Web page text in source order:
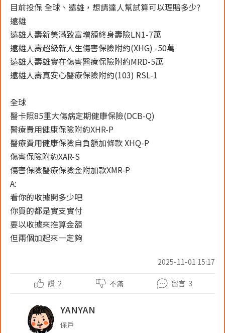
目前投保 全球、遠雄，想請達人幫試算可以理賠多少?
遠雄
遠雄人壽新美滿致富增額終身壽險LN1-7萬
遠雄人壽超級新人生傷害保險附約(XHG) -50萬
遠雄人壽雄實在傷害醫療保險附約MRD-5萬
遠雄人壽真安心醫療保險附約(103) RSL-1
全球
醫卡照85重大傷病定期健康保險(DCB-Q)
醫療費用健康保險附約XHR-P
醫療費用健康保險自負額加條款 XHQ-P
傷害保險附約XAR-S
傷害保險醫療保險金附加款XMR-P
A:
看你的收據開多少吧
你買的都是實支實付
要以收據來推算金額
但兩個加起來一定夠
2025-11-01 15:17
讚 2 不滿 留言 3
YANYAN
保戶